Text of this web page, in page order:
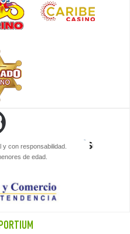
y con responsabilidad.
de edad.